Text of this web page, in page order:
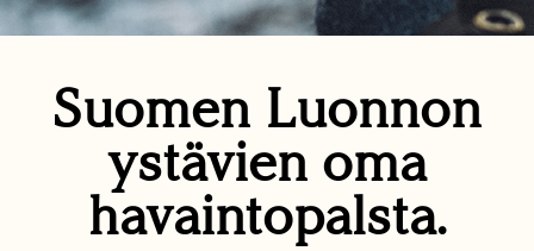
Suomen Luonnon
ystävien oma
havaintopalsta.